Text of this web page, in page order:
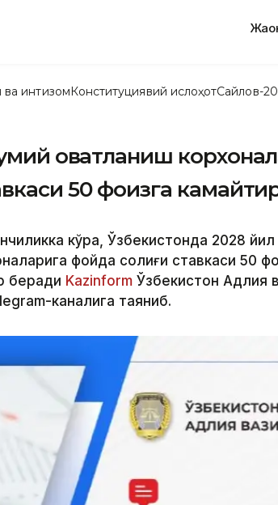
ва интизомКонституциявий ислоҳотСайлов-
овқатланиш
50 фоизга
кўра, Ўзбекистонда 2028 йил
фойда солиғи ставкаси 50
беради Kazinform Ўзбекистон Адлия
каналига таяниб.